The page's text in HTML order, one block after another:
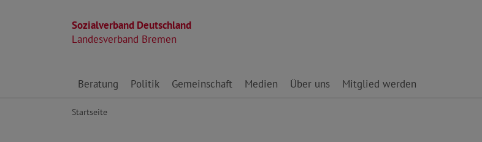
Sozialverband Deutschland
Landesverband Bremen
Direkt zu den Inhalten springen
Beratung Politik Gemeinschaft Medien Über uns Mitglied werden
Startseite